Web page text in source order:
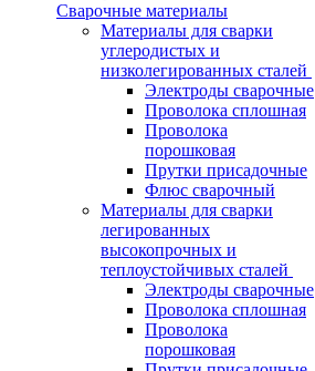
Сварочные материалы
Материалы для сварки
углеродистых и
низколегированных сталей
Электроды сварочные
Проволока сплошная
Проволока
порошковая
Прутки присадочные
Флюс сварочный
Материалы для сварки
легированных
высокопрочных и
теплоустойчивых сталей
Электроды сварочные
Проволока сплошная
Проволока
порошковая